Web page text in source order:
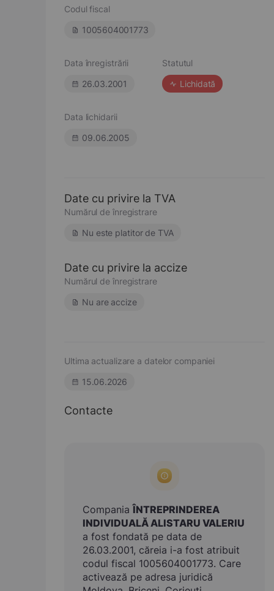
Codul fiscal
1005604001773
Data înregistrării
26.03.2001
Statutul
Lichidată
Data lichidarii
09.06.2005
Date cu privire la TVA
Numărul de înregistrare
Nu este platitor de TVA
Date cu privire la accize
Numărul de înregistrare
Nu are accize
Ultima actualizare a datelor companiei
15.06.2026
Contacte
CompaniaÎNTREPRINDEREA
INDIVIDUALĂ ALISTARU VALERIU
a fost fondată pe data de
26.03.2001, căreia i-a fost atribuit
codul fiscal 1005604001773. Care
activează pe adresa juridică